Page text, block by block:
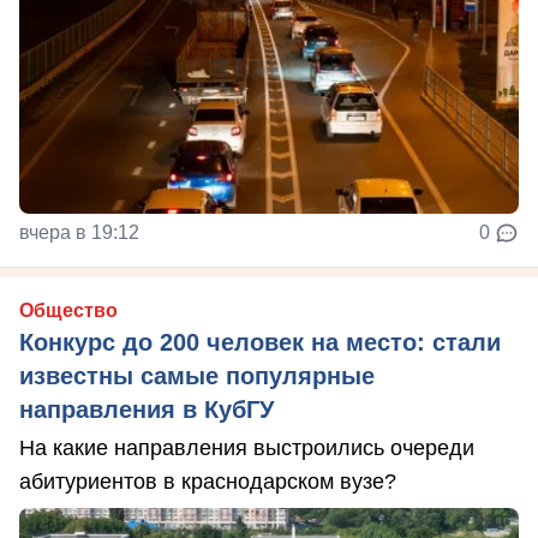
вчера в 19:12 0
Общество
Конкурс до 200 человек на место: стали
известны самые популярные
направления в КубГУ
На какие направления выстроились очереди
абитуриентов в краснодарском вузе?